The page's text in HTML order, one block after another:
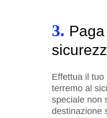
3.
Effettua il
terremo al
speciale non
destinazione